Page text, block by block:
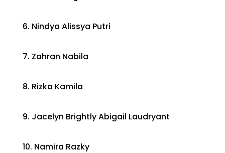
6. Nindya Alissya Putri
7. Zahran Nabila
8. Rizka Kamila
9. Jacelyn Brightly Abigail Laudryant
10. Namira Razky